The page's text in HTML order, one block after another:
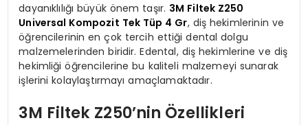
dayanıklılığı büyük önem taşır. 3M Filtek Z250
Universal Kompozit Tek Tüp 4 Gr, diş hekimlerinin ve
öğrencilerinin en çok tercih ettiği dental dolgu
malzemelerinden biridir. Edental, diş hekimlerine ve diş
hekimliği öğrencilerine bu kaliteli malzemeyi sunarak
işlerini kolaylaştırmayı amaçlamaktadır.
3M Filtek Z250’nin Özellikleri